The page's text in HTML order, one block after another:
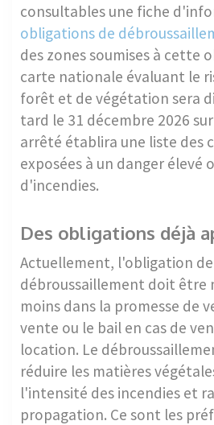
consultables une fiche
obligations de
des zones soumises à cette
carte nationale évaluant le
forêt et de végétation sera
tard le 31 décembre 2026
arrêté établira une liste des
exposées à un danger élevé
d'incendies.
Des obligations déjà
Actuellement, l'obligation de
débroussaillement doit être
moins dans la promesse de
vente ou le bail en cas de
location. Le
réduire les matières
l'intensité des incendies et
propagation. Ce sont les